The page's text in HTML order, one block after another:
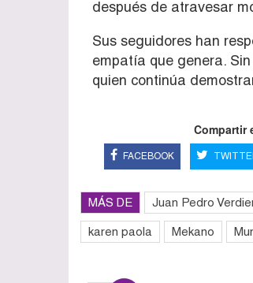
después de atravesar
Sus seguidores han
empatía que genera.
quien continúa
Compartir
FACEBOOK
MÁS DE Juan Pedro
karen paola Mekano